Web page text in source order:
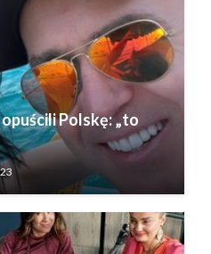
Polskę: „to